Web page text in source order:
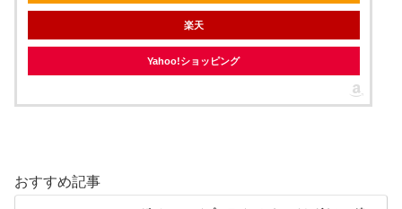
楽天
Yahoo!ショッピング
おすすめ記事